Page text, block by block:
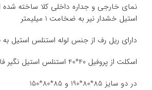
نمای خارجی و جداره داخلی کلا ساخته شده
استیل خشدار نیر به ضخامت 1 میلیمتر
دارای ریل رف از جنس لوله استنلس استیل به قطر 38
اسکلت از پروفیل 40*40 استنلس استیل نگیر فابریک
در دو سایز 85*80*190 و 85*80*150